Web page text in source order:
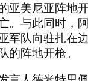
亚美尼亚阵地
。与此同时，
军队向驻扎在
的阵地开枪。